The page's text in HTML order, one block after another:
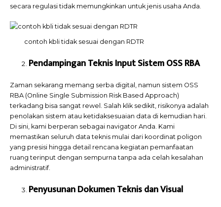
secara regulasi tidak memungkinkan untuk jenis usaha Anda.
contoh kbli tidak sesuai dengan RDTR
Pendampingan Teknis Input Sistem OSS RBA
Zaman sekarang memang serba digital, namun sistem OSS
RBA (Online Single Submission Risk Based Approach)
terkadang bisa sangat rewel. Salah klik sedikit, risikonya adalah
penolakan sistem atau ketidaksesuaian data di kemudian hari.
Di sini, kami berperan sebagai navigator Anda. Kami
memastikan seluruh data teknis mulai dari koordinat poligon
yang presisi hingga detail rencana kegiatan pemanfaatan
ruang terinput dengan sempurna tanpa ada celah kesalahan
administratif.
Penyusunan Dokumen Teknis dan Visual